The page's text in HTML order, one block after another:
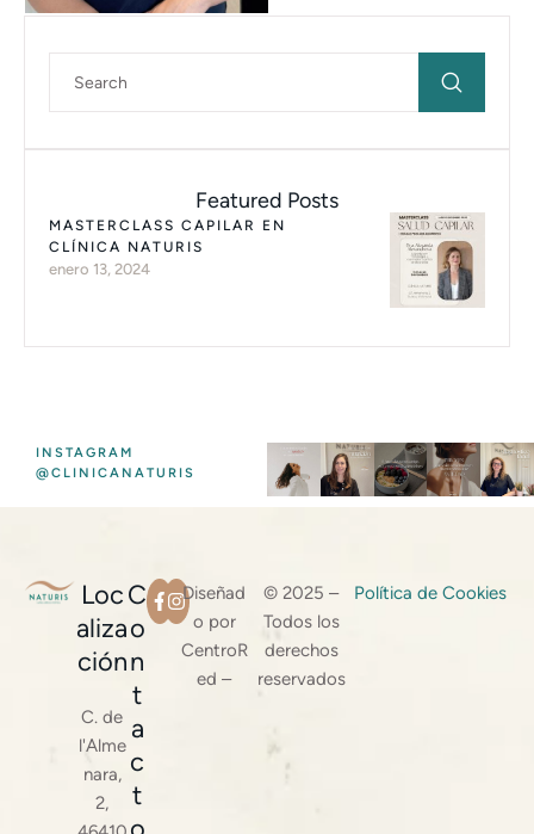
Featured Posts
MASTERCLASS CAPILAR EN
CLÍNICA NATURIS
enero 13, 2024
INSTAGRAM
@CLINICANATURIS
Loc
aliza
ción
C. de
l'Alme
nara,
2,
C
o
n
t
a
c
t
Diseñad
o por
CentroR
ed –
© 2025 –
Todos los
derechos
reservados
Política de Cookies